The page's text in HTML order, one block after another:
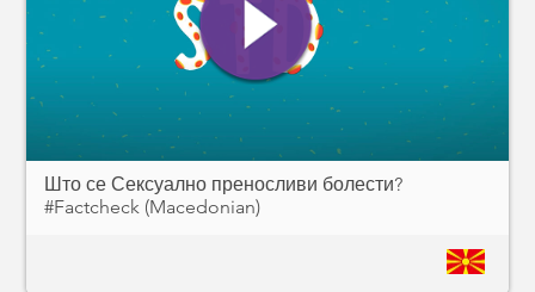
Што се Сексуално преносливи болести?
#Factcheck (Macedonian)